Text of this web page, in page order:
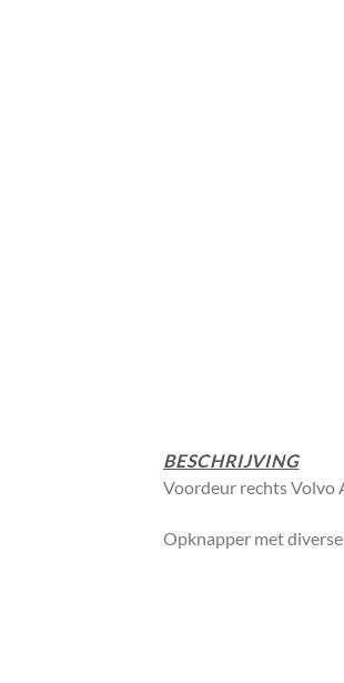
BESCHRIJVING
Voordeur rechts Volvo
Opknapper met